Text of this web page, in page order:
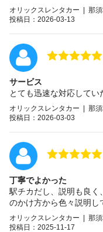
オリックスレンタカー | 那
投稿日：2026-03-13
サービス
とても迅速な対応してい
オリックスレンタカー | 那
投稿日：2026-03-03
丁寧でよかった
駅チカだし、説明も良く
のかけ方から色々説明し
オリックスレンタカー | 那
投稿日：2025-11-17